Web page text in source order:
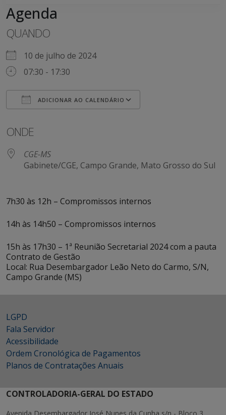
Agenda
QUANDO
10 de julho de 2024
07:30 - 17:30
ADICIONAR AO CALENDÁRIO
ONDE
CGE-MS
Gabinete/CGE, Campo Grande, Mato Grosso do Sul
7h30 às 12h – Compromissos internos
14h às 14h50 – Compromissos internos
15h às 17h30 – 1ª Reunião Secretarial 2024 com a pauta
Contrato de Gestão
Local: Rua Desembargador Leão Neto do Carmo, S/N,
Campo Grande (MS)
LGPD
Fala Servidor
Acessibilidade
Ordem Cronológica de Pagamentos
Planos de Contratações Anuais
CONTROLADORIA-GERAL DO ESTADO